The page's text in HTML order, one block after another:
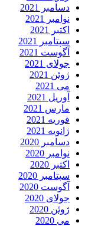
دسامبر 2021
نوامبر 2021
اکتبر 2021
سپتامبر 2021
آگوست 2021
جولای 2021
ژوئن 2021
می 2021
آوریل 2021
مارس 2021
فوریه 2021
ژانویه 2021
دسامبر 2020
نوامبر 2020
اکتبر 2020
سپتامبر 2020
آگوست 2020
جولای 2020
ژوئن 2020
می 2020